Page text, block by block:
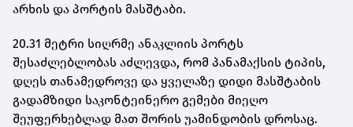
არხის და პორტის მასშტაბი.
20.31 მეტრი სიღრმე ანაკლიის პორტს
შესაძლებლობას აძლევდა, რომ პანამაქსის ტიპის,
დღეს თანამედროვე და ყველაზე დიდი მასშტაბის
გადამზიდი საკონტეინერო გემები მიეღო
შეუფერხებლად მათ შორის უამინდობის დროსაც.